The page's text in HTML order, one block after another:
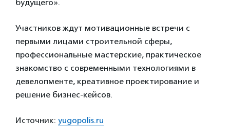
будущего».
Участников ждут мотивационные встречи с
первыми лицами строительной сферы,
профессиональные мастерские, практическое
знакомство с современными технологиями в
девелопменте, креативное проектирование и
решение бизнес-кейсов.
Источник: yugopolis.ru